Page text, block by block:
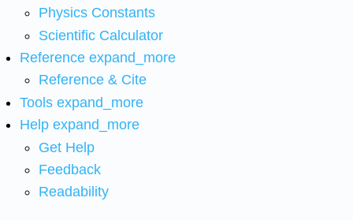
Physics Constants
Scientific Calculator
Reference expand_more
Reference & Cite
Tools expand_more
Help expand_more
Get Help
Feedback
Readability